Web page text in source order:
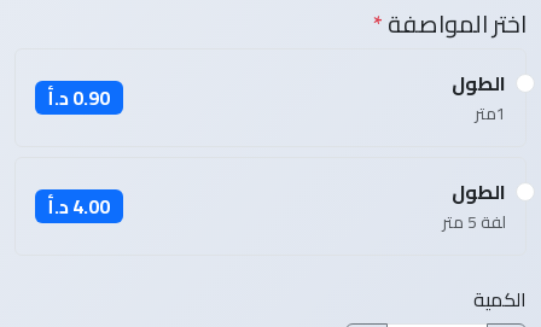
اختر المواصفة*
الطول
1متر 0.90 د.أ
الطول
لفة 5 متر 4.00 د.أ
الكمية